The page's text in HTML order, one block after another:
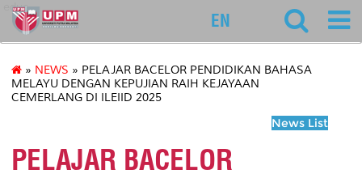
educ
EN
» NEWS » PELAJAR BACELOR PENDIDIKAN BAHASA
MELAYU DENGAN KEPUJIAN RAIH KEJAYAAN
CEMERLANG DI ILEIID 2025
News List
PELAJAR BACELOR